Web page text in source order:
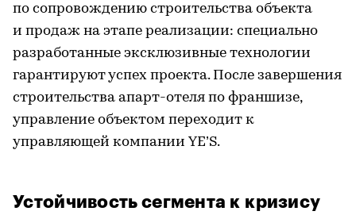
по сопровождению строительства объекта
и продаж на этапе реализации: специально
разработанные эксклюзивные технологии
гарантируют успех проекта. После завершения
строительства апарт-отеля по франшизе,
управление объектом переходит к
управляющей компании YE’S.
Устойчивость сегмента к кризису